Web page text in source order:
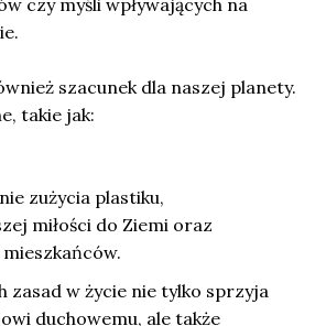
szacunek dla naszej planety.
takie jak:
zużycia plastiku,
miłości do Ziemi oraz
zasad w życie nie tylko sprzyja
duchowemu, ale także